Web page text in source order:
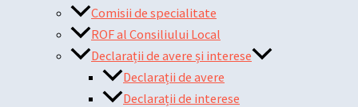
Comisii de specialitate
ROF al Consiliului Local
Declarații de avere și interese
Declarații de avere
Declarații de interese